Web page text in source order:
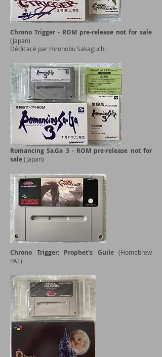
Chrono Trigger - ROM pre-release not for sale
(Japan)
Dédicacé par Hironobu Sakaguchi
Romancing Sa.Ga 3 - ROM pre-release not for
sale(Japan)
Chrono Trigger: Prophet's Guile (Homebrew
PAL)